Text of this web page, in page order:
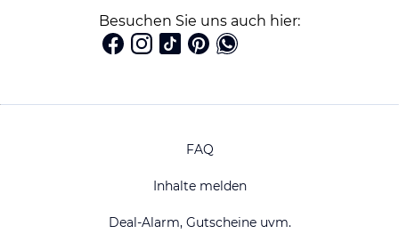
Besuchen Sie uns auch hier:
FAQ
Inhalte melden
Deal-Alarm, Gutscheine uvm.